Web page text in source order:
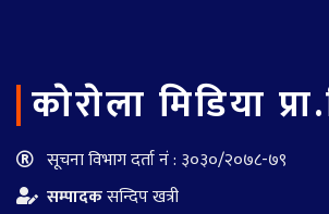
काेराेला मिडिया
सूचना विभाग दर्ता नं : ३०३०/२०७८-७९
सम्पादकसन्दिप खत्री